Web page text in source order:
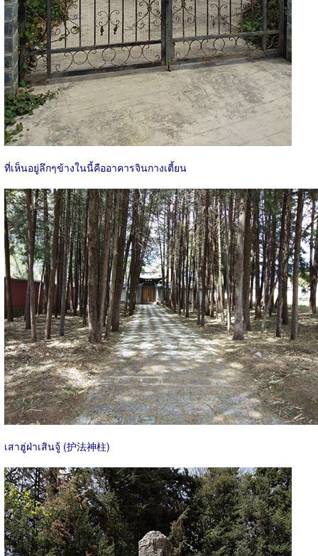
ที่เห็นอยู่ลึกๆข้างในนี้คืออาคารจินกางเตี้ยน
เสาฮู่ฝ่าเสินจู้ (护法神柱)